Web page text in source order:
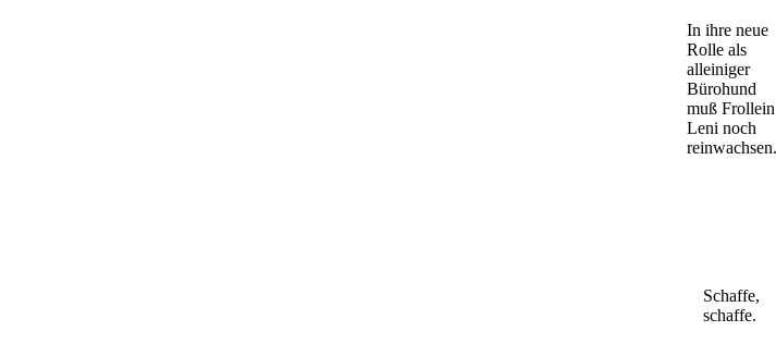
In ihre neue
Rolle als
alleiniger
Bürohund
muß Frollein
Leni noch
reinwachsen.
Schaffe,
schaffe.